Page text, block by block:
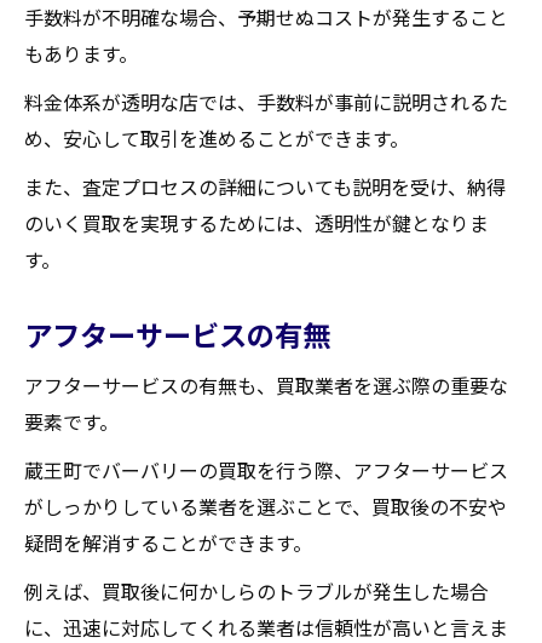
手数料が不明確な場合、予期せぬコストが発生すること
もあります。
料金体系が透明な店では、手数料が事前に説明されるた
め、安心して取引を進めることができます。
また、査定プロセスの詳細についても説明を受け、納得
のいく買取を実現するためには、透明性が鍵となりま
す。
アフターサービスの有無
アフターサービスの有無も、買取業者を選ぶ際の重要な
要素です。
蔵王町でバーバリーの買取を行う際、アフターサービス
がしっかりしている業者を選ぶことで、買取後の不安や
疑問を解消することができます。
例えば、買取後に何かしらのトラブルが発生した場合
に、迅速に対応してくれる業者は信頼性が高いと言えま